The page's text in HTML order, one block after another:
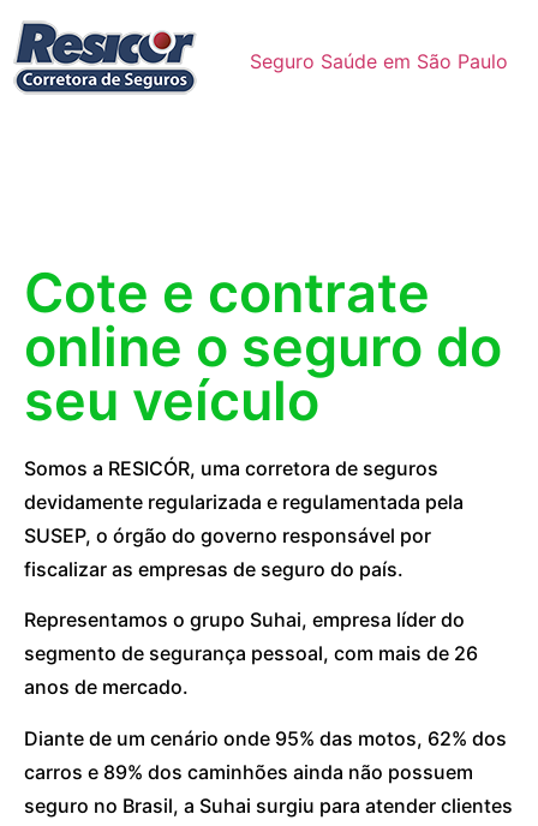
Seguro Saúde em São Paulo
Cote e contrate
online o seguro do
seu veículo
Somos a RESICÓR, uma corretora de seguros
devidamente regularizada e regulamentada pela
SUSEP, o órgão do governo responsável por
fiscalizar as empresas de seguro do país.
Representamos o grupo Suhai, empresa líder do
segmento de segurança pessoal, com mais de 26
anos de mercado.
Diante de um cenário onde 95% das motos, 62% dos
carros e 89% dos caminhões ainda não possuem
seguro no Brasil, a Suhai surgiu para atender clientes